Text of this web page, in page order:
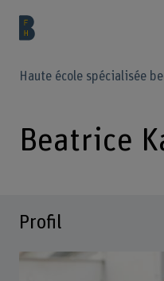
Haute école spécialisée
Beatrice
Profil